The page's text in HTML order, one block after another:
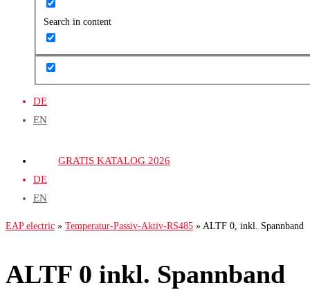
Search in content
DE
EN
GRATIS KATALOG 2026
DE
EN
EAP electric » Temperatur-Passiv-Aktiv-RS485 » ALTF 0, inkl. Spannband
ALTF 0 inkl. Spannband